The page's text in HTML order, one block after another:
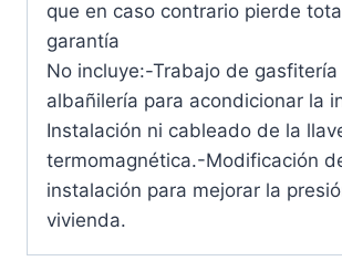
que en caso contrario pierde
garantía
No incluye:-Trabajo de gasfitería
albañilería para acondicionar la
Instalación ni cableado de la
termomagnética.-Modificación
instalación para mejorar la
vivienda.